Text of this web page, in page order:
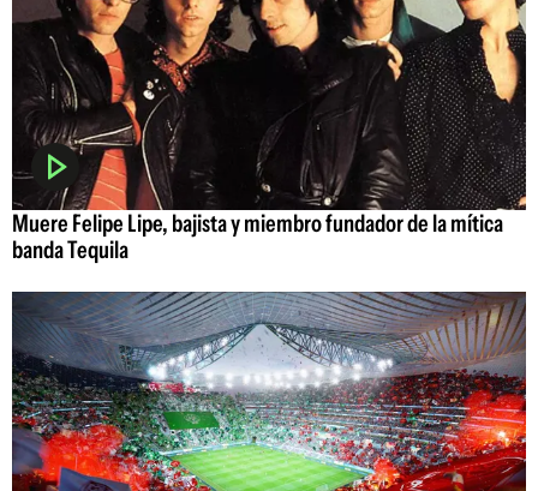
Muere Felipe Lipe, bajista y miembro fundador de la mítica
banda Tequila